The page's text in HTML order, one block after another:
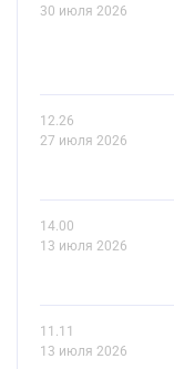
30 июля 2026
12.26
27 июля 2026
14.00
13 июля 2026
11.11
13 июля 2026